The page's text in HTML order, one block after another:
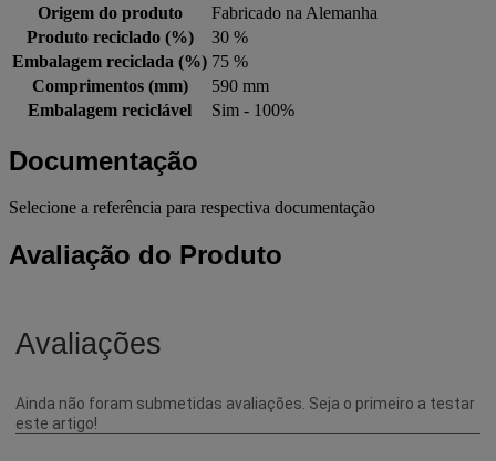
Origem do produto
Fabricado na Alemanha
Produto reciclado (%)
30 %
Embalagem reciclada (%) 75 %
Comprimentos (mm)
590 mm
Embalagem reciclável
Sim - 100%
Documentação
Selecione a referência para respectiva documentação
Avaliação do Produto